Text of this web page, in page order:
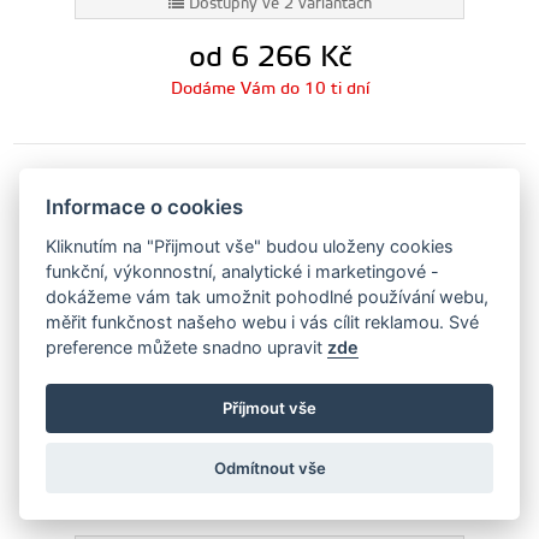
Informace o cookies
Kliknutím na "Přijmout vše" budou uloženy cookies
funkční, výkonnostní, analytické i marketingové -
dokážeme vám tak umožnit pohodlné používání webu,
měřit funkčnost našeho webu i vás cílit reklamou. Své
preference můžete snadno upravit zde
Příjmout vše
Odmítnout vše
od 6 266 Kč
Dodáme Vám do 10 ti dní
Set siliconových hadic pro 1,8T FMKT005
FMKT005-B